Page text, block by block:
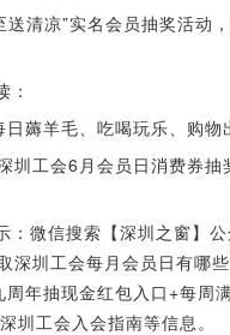
送清凉”实名会员抽奖活动
：
薅羊毛、吃喝玩乐、购物
圳工会6月会员日消费券抽
：微信搜索【深圳之窗】
深圳工会每月会员日有哪
周年抽现金红包入口+每周
圳工会入会指南等信息。